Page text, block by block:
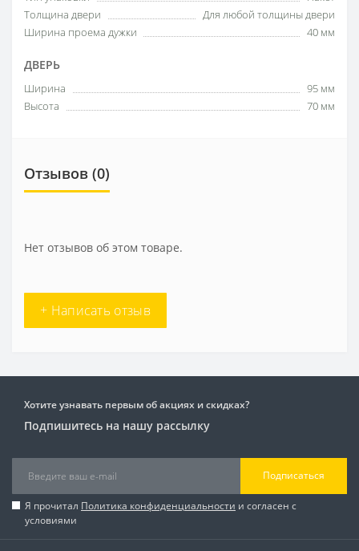
Толщина двери
Для любой толщины двери
Ширина проема дужки
40 мм
ДВЕРЬ
Ширина
95 мм
Высота
70 мм
Отзывов (0)
Нет отзывов об этом товаре.
+ Написать отзыв
Хотите узнавать первым об акциях и скидках?
Подпишитесь на нашу рассылку
Подписаться
Я прочитал Политика конфиденциальности и согласен с
условиями